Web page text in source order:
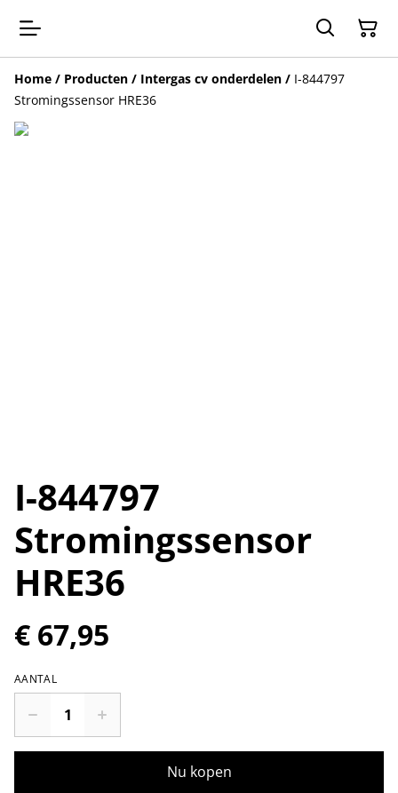
Home / Producten / Intergas cv onderdelen / I-844797
Stromingssensor HRE36
I-844797
Stromingssensor
HRE36
€ 67,95
AANTAL
Nu kopen